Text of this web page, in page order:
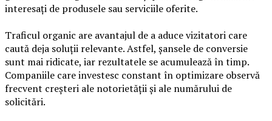
interesați de produsele sau serviciile oferite.
Traficul organic are avantajul de a aduce vizitatori care
caută deja soluții relevante. Astfel, șansele de conversie
sunt mai ridicate, iar rezultatele se acumulează în timp.
Companiile care investesc constant în optimizare observă
frecvent creșteri ale notorietății și ale numărului de
solicitări.